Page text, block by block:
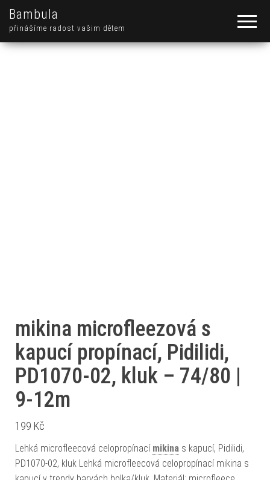
Bambula
přinášíme radost vašim dětem
mikina microfleezová s
kapucí propínací, Pidilidi,
PD1070-02, kluk – 74/80 |
9-12m
199 Kč
Lehká microfleecová celopropínací mikina s kapucí, Pidilidi,
PD1070-02, kluk Lehká microfleecová celopropínací mikina s